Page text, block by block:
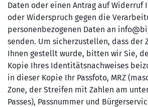
Daten oder einen Antrag auf Widerruf
oder Widerspruch gegen die
personenbezogenen Daten an
senden. Um sicherzustellen, dass der
Ihnen gestellt wurde, bitten wir Sie,
Kopie Ihres Identitätsnachweises
in dieser Kopie Ihr Passfoto, MRZ
Zone, der Streifen mit Zahlen am
Passes), Passnummer und